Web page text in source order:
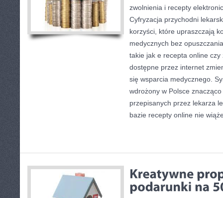
zwolnienia i recepty
Cyfryzacja przychodni
korzyści, które upraszczają
medycznych bez
takie jak e recepta online
dostępne przez internet
się wsparcia medycznego.
wdrożony w Polsce
przepisanych przez lekarza
bazie recepty online nie